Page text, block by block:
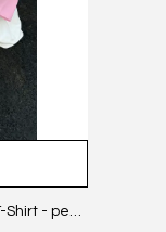
Kadın Suprem Likralı Oversize T-Shirt - pembe